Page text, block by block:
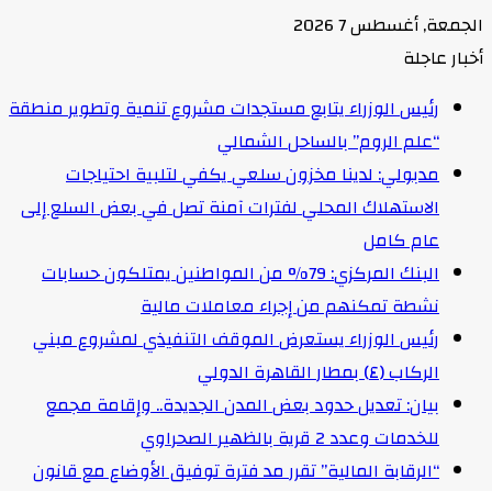
الجمعة, أغسطس 7 2026
أخبار عاجلة
رئيس الوزراء يتابع مستجدات مشروع تنمية وتطوير منطقة
“علم الروم” بالساحل الشمالي
مدبولي: لدينا مخزون سلعي يكفي لتلبية احتياجات
الاستهلاك المحلي لفترات آمنة تصل في بعض السلع إلى
عام كامل
البنك المركزي: 79% من المواطنين يمتلكون حسابات
نشطة تمكنهم من إجراء معاملات مالية
رئيس الوزراء يستعرض الموقف التنفيذي لمشروع مبني
الركاب (٤) بمطار القاهرة الدولي
بيان: تعديل حدود بعض المدن الجديدة.. وإقامة مجمع
للخدمات وعدد 2 قرية بالظهير الصحراوي
“الرقابة المالية” تقرر مد فترة توفيق الأوضاع مع قانون